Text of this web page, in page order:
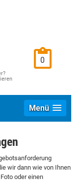
0
Menü
wir dann wie von Ihnen
oder einen